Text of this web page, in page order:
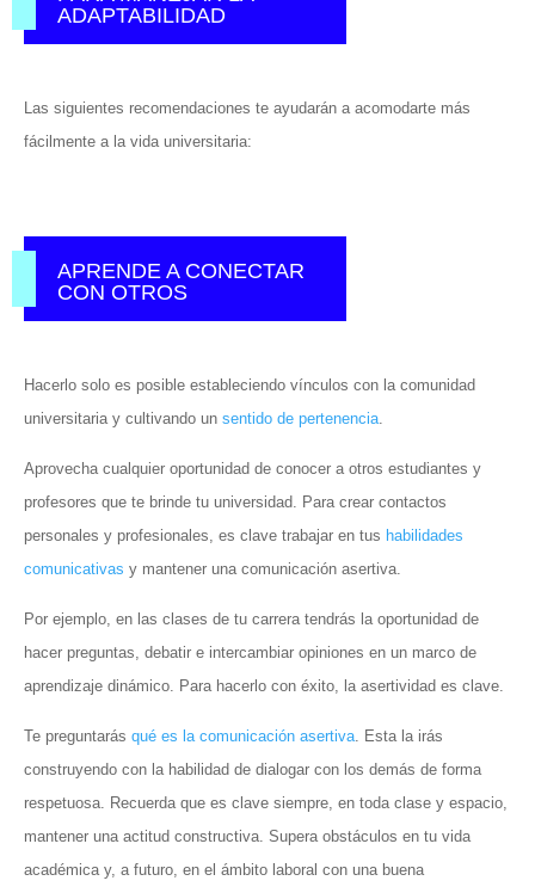
ADAPTABILIDAD
Las siguientes recomendaciones te ayudarán a acomodarte más
fácilmente a la vida universitaria:
APRENDE A CONECTAR
CON OTROS
Hacerlo solo es posible estableciendo vínculos con la comunidad
universitaria y cultivando un sentido de pertenencia.
Aprovecha cualquier oportunidad de conocer a otros estudiantes y
profesores que te brinde tu universidad. Para crear contactos
personales y profesionales, es clave trabajar en tus habilidades
comunicativas y mantener una comunicación asertiva.
Por ejemplo, en las clases de tu carrera tendrás la oportunidad de
hacer preguntas, debatir e intercambiar opiniones en un marco de
aprendizaje dinámico. Para hacerlo con éxito, la asertividad es clave.
Te preguntarás qué es la comunicación asertiva. Esta la irás
construyendo con la habilidad de dialogar con los demás de forma
respetuosa. Recuerda que es clave siempre, en toda clase y espacio,
mantener una actitud constructiva. Supera obstáculos en tu vida
académica y, a futuro, en el ámbito laboral con una buena